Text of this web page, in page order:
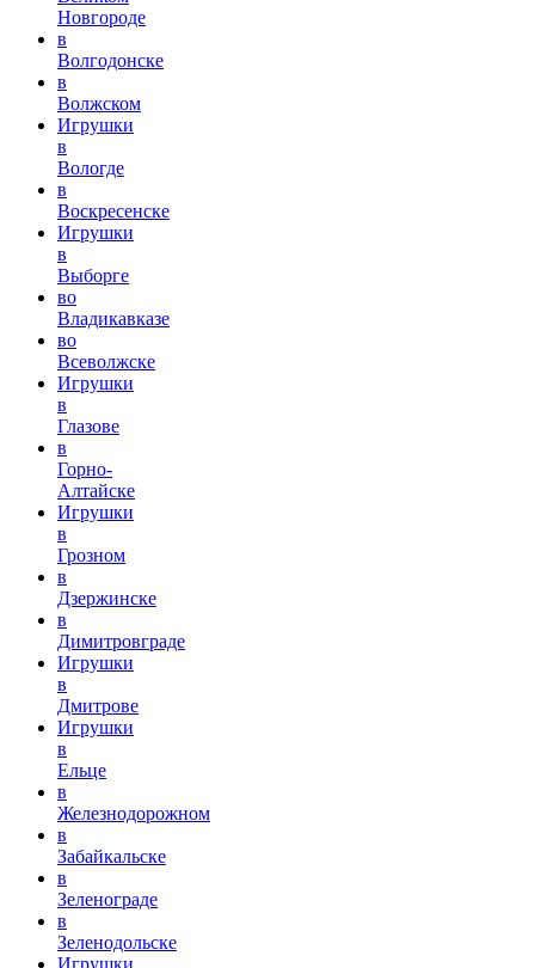
Новгороде
в
Волгодонске
в
Волжском
Игрушки
в
Вологде
в
Воскресенске
Игрушки
в
Выборге
во
Владикавказе
во
Всеволжске
Игрушки
в
Глазове
в
Горно-
Алтайске
Игрушки
в
Грозном
в
Дзержинске
в
Димитровграде
Игрушки
в
Дмитрове
Игрушки
в
Ельце
в
Железнодорожном
в
Забайкальске
в
Зеленограде
в
Зеленодольске
Игрушки